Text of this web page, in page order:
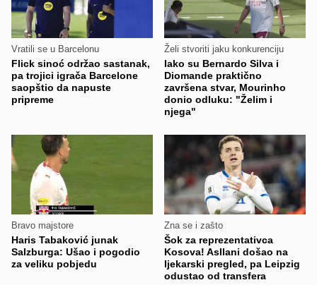
Vratili se u Barcelonu
Flick sinoć održao sastanak,
pa trojici igrača Barcelone
saopštio da napuste
pripreme
Želi stvoriti jaku konkurenciju
Iako su Bernardo Silva i
Diomande praktično
završena stvar, Mourinho
donio odluku: "Želim i
njega"
Bravo majstore
Haris Tabaković junak
Salzburga: Ušao i pogodio
za veliku pobjedu
Zna se i zašto
Šok za reprezentativca
Kosova! Asllani došao na
ljekarski pregled, pa Leipzig
odustao od transfera